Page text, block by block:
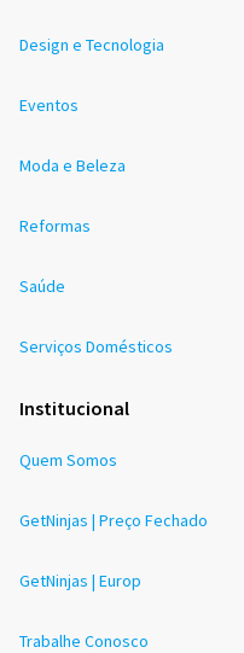
Design e Tecnologia
Eventos
Moda e Beleza
Reformas
Saúde
Serviços Domésticos
Institucional
Quem Somos
GetNinjas | Preço Fechado
GetNinjas | Europ
Trabalhe Conosco